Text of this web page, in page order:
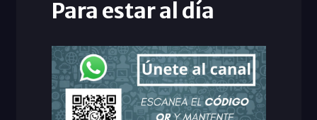
Para estar al día